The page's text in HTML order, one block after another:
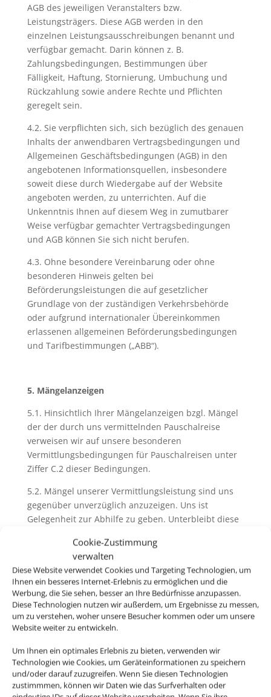
Cookie-Zustimmung
verwalten
Diese Website verwendet Cookies und Targeting Technologien, um
Ihnen ein besseres Internet-Erlebnis zu ermöglichen und die
Werbung, die Sie sehen, besser an Ihre Bedürfnisse anzupassen.
Diese Technologien nutzen wir außerdem, um Ergebnisse zu messen,
um zu verstehen, woher unsere Besucher kommen oder um unsere
Website weiter zu entwickeln.
Um Ihnen ein optimales Erlebnis zu bieten, verwenden wir
Technologien wie Cookies, um Geräteinformationen zu speichern
und/oder darauf zuzugreifen. Wenn Sie diesen Technologien
zustimmmen, können wir Daten wie das Surfverhalten oder
AGB des jeweiligen Veranstalters bzw.
Leistungsträgers. Diese AGB werden in den
einzelnen Leistungsausschreibungen benannt und
verfügbar gemacht. Darin können z. B.
Zahlungsbedingungen, Bestimmungen über
Fälligkeit, Haftung, Stornierung, Umbuchung und
Rückzahlung sowie andere Rechte und Pflichten
geregelt sein.
4.2. Sie verpflichten sich, sich bezüglich des genauen
Inhalts der anwendbaren Vertragsbedingungen und
Allgemeinen Geschäftsbedingungen (AGB) in den
angebotenen Informationsquellen, insbesondere
soweit diese durch Wiedergabe auf der Website
angeboten werden, zu unterrichten. Auf die
Unkenntnis Ihnen auf diesem Weg in zumutbarer
Weise verfügbar gemachter Vertragsbedingungen
und AGB können Sie sich nicht berufen.
4.3. Ohne besondere Vereinbarung oder ohne
besonderen Hinweis gelten bei
Beförderungsleistungen die auf gesetzlicher
Grundlage von der zuständigen Verkehrsbehörde
oder aufgrund internationaler Übereinkommen
erlassenen allgemeinen Beförderungsbedingungen
und Tarifbestimmungen („ABB“).
5. Mängelanzeigen
5.1. Hinsichtlich Ihrer Mängelanzeigen bzgl. Mängel
der der durch uns vermittelnden Pauschalreise
verweisen wir auf unsere besonderen
Vermittlungsbedingungen für Pauschalreisen unter
Ziffer C.2 dieser Bedingungen.
5.2. Mängel unserer Vermittlungsleistung sind uns
gegenüber unverzüglich anzuzeigen. Uns ist
Gelegenheit zur Abhilfe zu geben. Unterbleibt diese
des Kunden aus dem Vermittlungsvertrag, soweit
eine zumutbare Abhilfe durch uns möglich gewesen
wäre. Unberührt bleiben Ansprüche aus deliktischer
Haftung.
6. Pass-, Visa und gesundheitspolizeiliche
Formalitäten
6.1. Bei der Buchung von Pauschalreisen werden Sie
von uns und ggfs. vom Reiseveranstalter über